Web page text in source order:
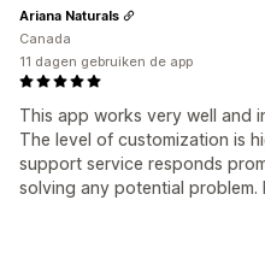
This app works very well and
The level of customization is
support service responds
solving any potential problem.
Ariana Naturals
Canada
11 dagen gebruiken de app